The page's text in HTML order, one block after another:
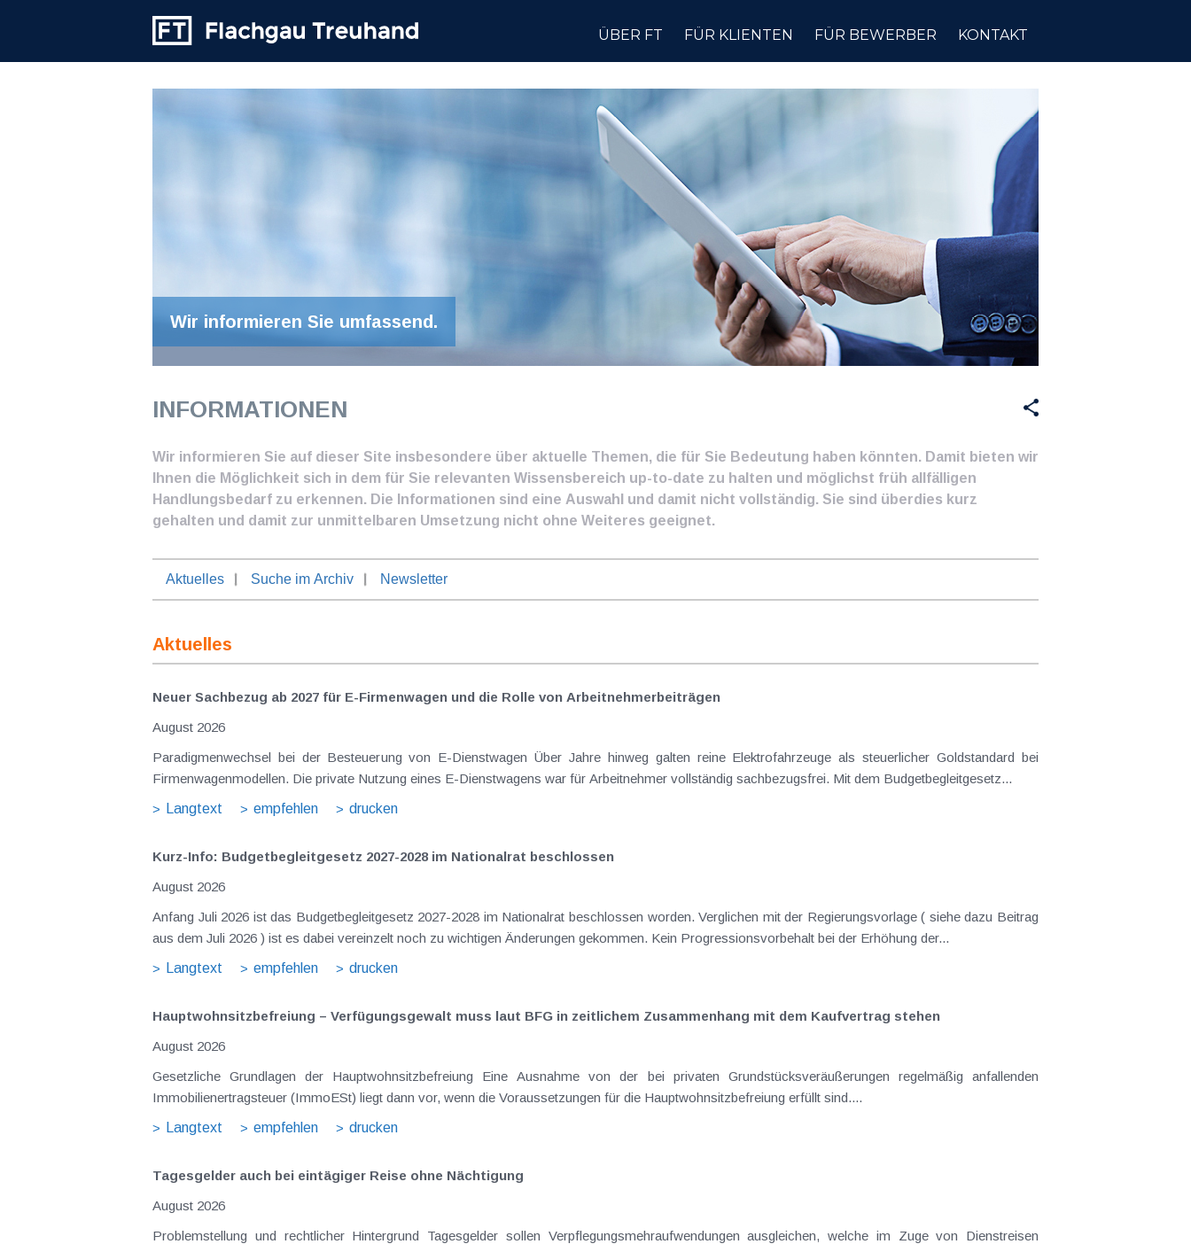
ÜBER FT FÜR KLIENTEN FÜR BEWERBER KONTAKT
Wir informieren Sie umfassend.
INFORMATIONEN
Wir informieren Sie auf dieser Site insbesondere über aktuelle Themen, die für Sie Bedeutung haben könnten. Damit bieten wir
Ihnen die Möglichkeit sich in dem für Sie relevanten Wissensbereich up-to-date zu halten und möglichst früh allfälligen
Handlungsbedarf zu erkennen. Die Informationen sind eine Auswahl und damit nicht vollständig. Sie sind überdies kurz
gehalten und damit zur unmittelbaren Umsetzung nicht ohne Weiteres geeignet.
Aktuelles Suche im Archiv Newsletter
Aktuelles
Neuer Sachbezug ab 2027 für E-Firmenwagen und die Rolle von Arbeitnehmer​­beiträgen
August 2026
Paradigmenwechsel bei der Besteuerung von E-Dienstwagen Über Jahre hinweg galten reine Elektrofahrzeuge als steuerlicher Goldstandard bei
Firmenwagenmodellen. Die private Nutzung eines E-Dienstwagens war für Arbeitnehmer vollständig sachbezugsfrei. Mit dem Budgetbegleitgesetz...
Langtext
empfehlen drucken
Kurz-Info: Budgetbegleitgesetz 2027-2028 im Nationalrat beschlossen
August 2026
Anfang Juli 2026 ist das Budgetbegleitgesetz 2027-2028 im Nationalrat beschlossen worden. Verglichen mit der Regierungsvorlage ( siehe dazu Beitrag
aus dem Juli 2026 ) ist es dabei vereinzelt noch zu wichtigen Änderungen gekommen. Kein Progressionsvorbehalt bei der Erhöhung der...
Langtext
empfehlen drucken
Hauptwohnsitz​­befreiung – Verfügungsgewalt muss laut BFG in zeitlichem Zusammenhang mit dem Kaufvertrag stehen
August 2026
Gesetzliche Grundlagen der Hauptwohnsitzbefreiung Eine Ausnahme von der bei privaten Grundstücksveräußerungen regelmäßig anfallenden
Immobilienertragsteuer (ImmoESt) liegt dann vor, wenn die Voraussetzungen für die Hauptwohnsitzbefreiung erfüllt sind....
Langtext
empfehlen drucken
Tagesgelder auch bei eintägiger Reise ohne Nächtigung
August 2026
Problemstellung und rechtlicher Hintergrund Tagesgelder sollen Verpflegungsmehraufwendungen ausgleichen, welche im Zuge von Dienstreisen